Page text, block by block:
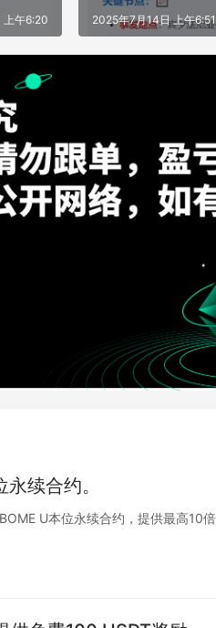
上午6:20 2025年7月14日 上午6:51
续合约。
U本位永续合约，提供最高10